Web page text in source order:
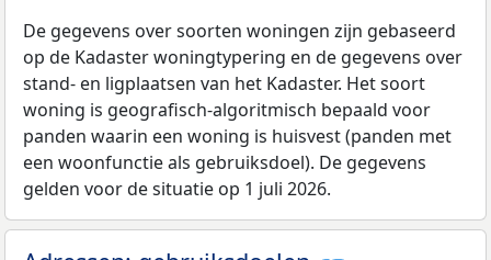
De gegevens over soorten woningen zijn gebaseerd
op de Kadaster woningtypering en de gegevens over
stand- en ligplaatsen van het Kadaster. Het soort
woning is geografisch-algoritmisch bepaald voor
panden waarin een woning is huisvest (panden met
een woonfunctie als gebruiksdoel). De gegevens
gelden voor de situatie op 1 juli 2026.